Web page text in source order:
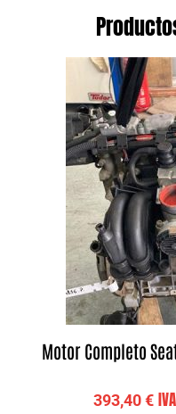
Motor Completo
393,40€